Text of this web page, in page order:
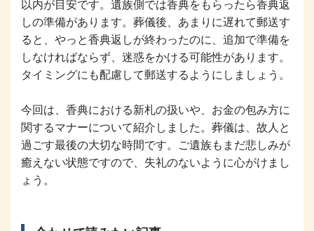
以内が目安です。遺族側では香典をもらったら香典返
しの準備があります。葬儀後、あまりに遅れて郵送す
ると、やっと香典返しが終わったのに、追加で準備を
しなければならず、迷惑をかける可能性があります。
タイミングにも配慮して郵送するようにしましょう。
今回は、香典における新札の扱いや、お金の包み方に
関するマナーについて紹介しました。葬儀は、故人と
過ごす最後の大切な時間です。ご遺族もまだ悲しみが
癒えない状態ですので、失礼のないように心がけまし
ょう。